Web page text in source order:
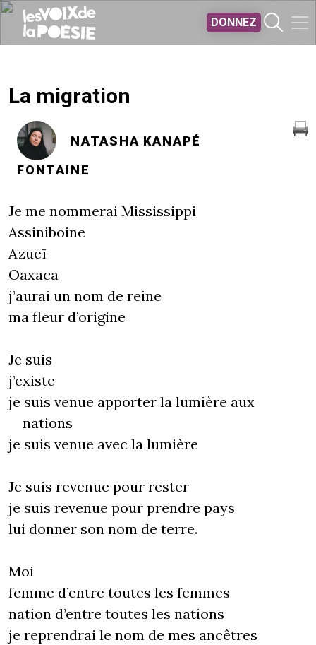
DONNEZ
La migration
NATASHA KANAPÉ
FONTAINE
Je me nommerai Mississippi
Assiniboine
Azueï
Oaxaca
j’aurai un nom de reine
ma fleur d’origine
Je suis
j’existe
je suis venue apporter la lumière aux
nations
je suis venue avec la lumière
Je suis revenue pour rester
je suis revenue pour prendre pays
lui donner son nom de terre.
Moi
femme d’entre toutes les femmes
nation d’entre toutes les nations
je reprendrai le nom de mes ancêtres